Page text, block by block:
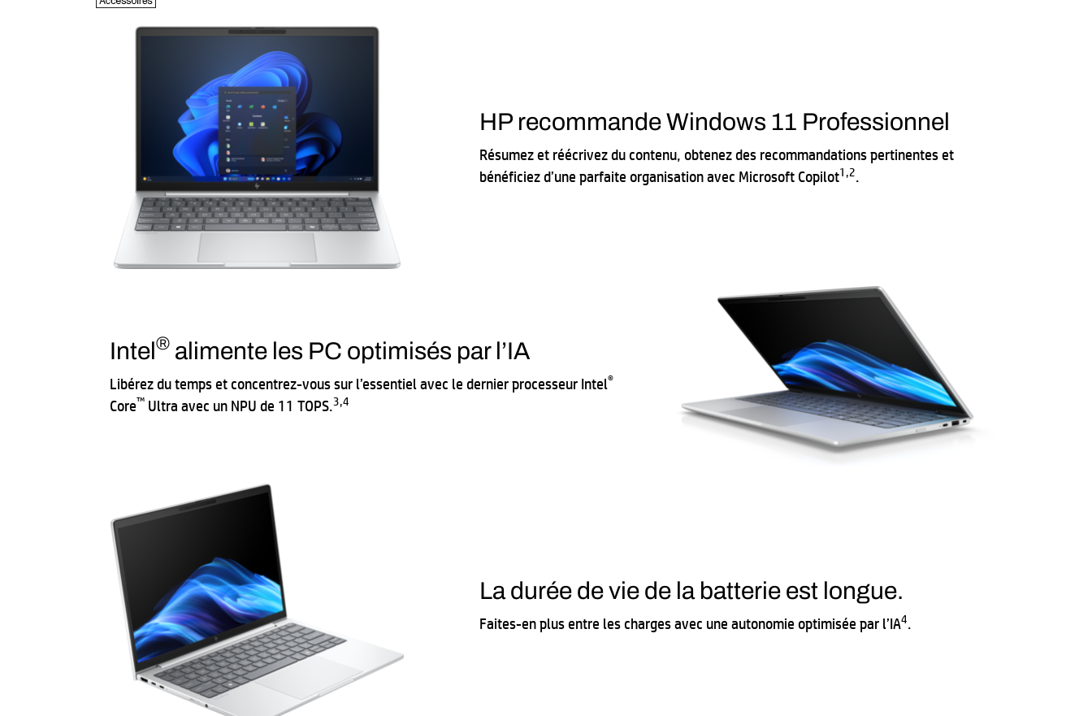
HP recommande Windows 11 Professionnel
Résumez et réécrivez du contenu, obtenez des recommandations pertinentes et
bénéficiez d’une parfaite organisation avec Microsoft Copilot1 ,2.
Intel® alimente les PC optimisés par l’IA
Libérez du temps et concentrez-vous sur l’essentiel avec le dernier processeur Intel®
Core™ Ultra avec un NPU de 11 TOPS.3,4
La durée de vie de la batterie est longue.
Faites-en plus entre les charges avec une autonomie optimisée par l’IA4.